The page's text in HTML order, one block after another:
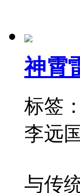
神霄
标签：
李远
与传